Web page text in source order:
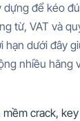
dựng để kéo
từ, VAT và
hạn dưới đây
nhiều hãng
crack,